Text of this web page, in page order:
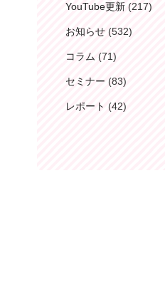
YouTube更新 (217)
お知らせ (532)
コラム (71)
セミナー (83)
レポート (42)